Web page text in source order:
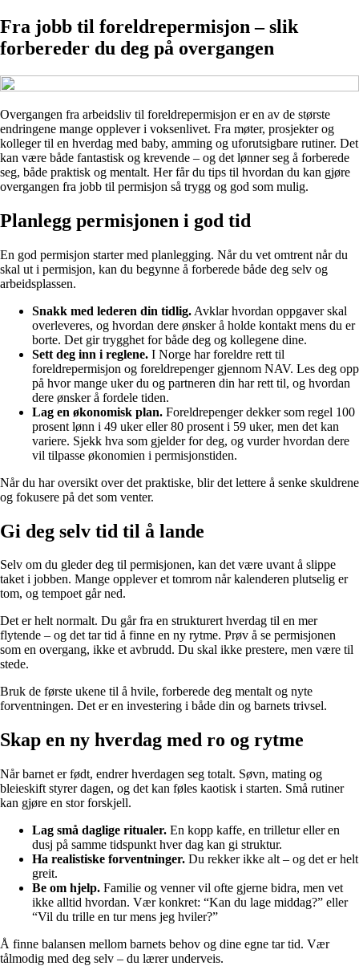
Fra jobb til foreldrepermisjon – slik
forbereder du deg på overgangen
Overgangen fra arbeidsliv til foreldrepermisjon er en av de største
endringene mange opplever i voksenlivet. Fra møter, prosjekter og
kolleger til en hverdag med baby, amming og uforutsigbare rutiner. Det
kan være både fantastisk og krevende – og det lønner seg å forberede
seg, både praktisk og mentalt. Her får du tips til hvordan du kan gjøre
overgangen fra jobb til permisjon så trygg og god som mulig.
Planlegg permisjonen i god tid
En god permisjon starter med planlegging. Når du vet omtrent når du
skal ut i permisjon, kan du begynne å forberede både deg selv og
arbeidsplassen.
Snakk med lederen din tidlig. Avklar hvordan oppgaver skal
overleveres, og hvordan dere ønsker å holde kontakt mens du er
borte. Det gir trygghet for både deg og kollegene dine.
Sett deg inn i reglene. I Norge har foreldre rett til
foreldrepermisjon og foreldrepenger gjennom NAV. Les deg opp
på hvor mange uker du og partneren din har rett til, og hvordan
dere ønsker å fordele tiden.
Lag en økonomisk plan. Foreldrepenger dekker som regel 100
prosent lønn i 49 uker eller 80 prosent i 59 uker, men det kan
variere. Sjekk hva som gjelder for deg, og vurder hvordan dere
vil tilpasse økonomien i permisjonstiden.
Når du har oversikt over det praktiske, blir det lettere å senke skuldrene
og fokusere på det som venter.
Gi deg selv tid til å lande
Selv om du gleder deg til permisjonen, kan det være uvant å slippe
taket i jobben. Mange opplever et tomrom når kalenderen plutselig er
tom, og tempoet går ned.
Det er helt normalt. Du går fra en strukturert hverdag til en mer
flytende – og det tar tid å finne en ny rytme. Prøv å se permisjonen
som en overgang, ikke et avbrudd. Du skal ikke prestere, men være til
stede.
Bruk de første ukene til å hvile, forberede deg mentalt og nyte
forventningen. Det er en investering i både din og barnets trivsel.
Skap en ny hverdag med ro og rytme
Når barnet er født, endrer hverdagen seg totalt. Søvn, mating og
bleieskift styrer dagen, og det kan føles kaotisk i starten. Små rutiner
kan gjøre en stor forskjell.
Lag små daglige ritualer. En kopp kaffe, en trilletur eller en
dusj på samme tidspunkt hver dag kan gi struktur.
Ha realistiske forventninger. Du rekker ikke alt – og det er helt
greit.
Be om hjelp. Familie og venner vil ofte gjerne bidra, men vet
ikke alltid hvordan. Vær konkret: “Kan du lage middag?” eller
“Vil du trille en tur mens jeg hviler?”
Å finne balansen mellom barnets behov og dine egne tar tid. Vær
tålmodig med deg selv – du lærer underveis.